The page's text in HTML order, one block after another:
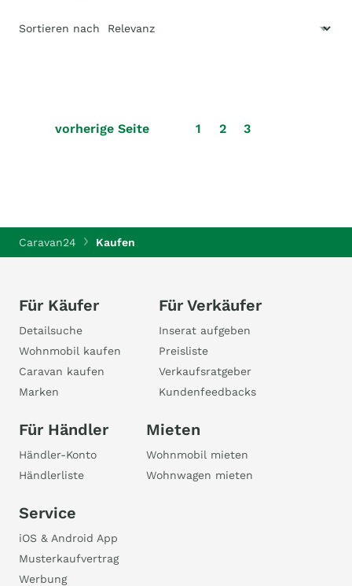
Sortieren nach
vorherige Seite 1 2 3
Caravan24 Kaufen
Für Käufer
Detailsuche
Wohnmobil kaufen
Caravan kaufen
Marken
Für Verkäufer
Inserat aufgeben
Preisliste
Verkaufsratgeber
Kundenfeedbacks
Für Händler
Händler-Konto
Händlerliste
Mieten
Wohnmobil mieten
Wohnwagen mieten
Service
iOS & Android App
Musterkaufvertrag
Werbung